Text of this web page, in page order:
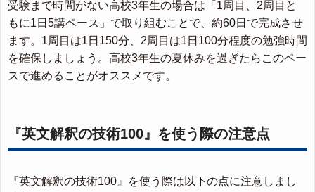
受験まで時間がない高校3年生の場合は「1周目、2周目と
もに1日5講ペース」で取り組むことで、約60日で完成させ
ます。1周目は1日150分、2周目は1日100分程度の勉強時間
を確保しましょう。高校3年生の夏休みを過ぎたらこのペー
スで進めることがオススメです。
『英文解釈の技術100』を使う際の注意点
『英文解釈の技術100』を使う際は以下の点に注意しまし